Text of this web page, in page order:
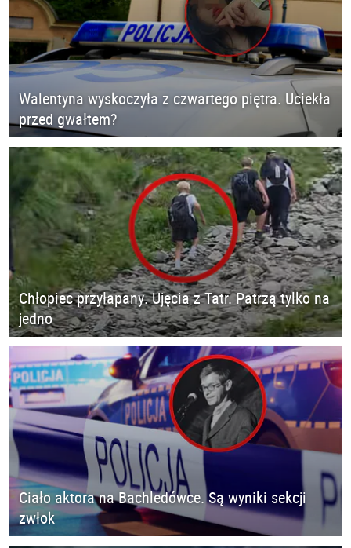
Walentyna wyskoczyła z czwartego piętra. Uciekła
przed gwałtem?
Chłopiec przyłapany. Ujęcia z Tatr. Patrzą tylko na
jedno
Ciało aktora na Bachledówce. Są wyniki sekcji
zwłok